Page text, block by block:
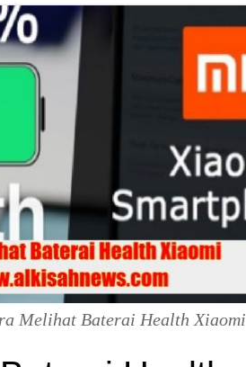
Melihat Baterai Health Xiaomi